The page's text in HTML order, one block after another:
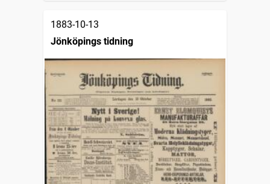
1883-10-13
Jönköpings tidning